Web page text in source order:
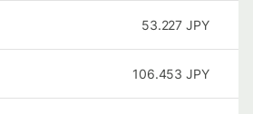
53.227 JPY
106.453 JPY